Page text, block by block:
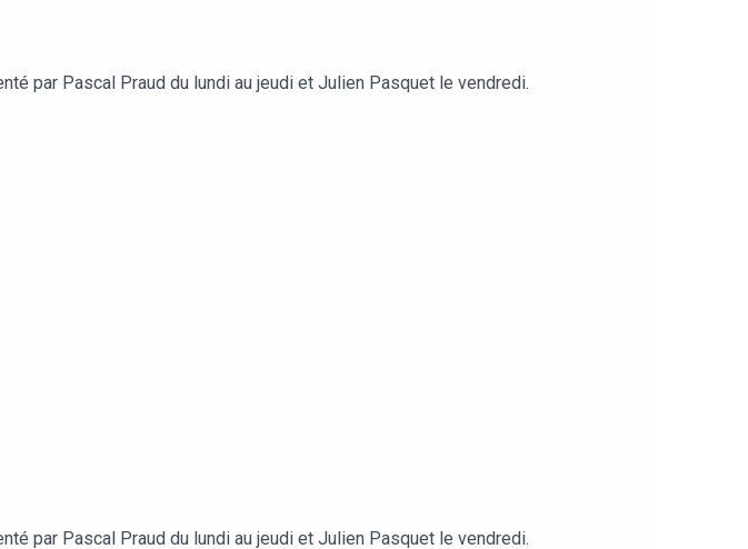
par Pascal Praud du lundi au jeudi et Julien Pasquet le vendredi.
par Pascal Praud du lundi au jeudi et Julien Pasquet le vendredi.